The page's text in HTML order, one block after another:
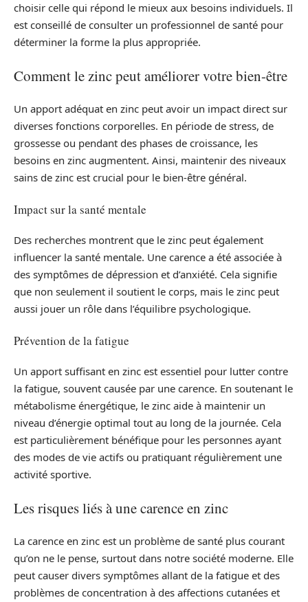
choisir celle qui répond le mieux aux besoins individuels. Il
est conseillé de consulter un professionnel de santé pour
déterminer la forme la plus appropriée.
Comment le zinc peut améliorer votre bien-être
Un apport adéquat en zinc peut avoir un impact direct sur
diverses fonctions corporelles. En période de stress, de
grossesse ou pendant des phases de croissance, les
besoins en zinc augmentent. Ainsi, maintenir des niveaux
sains de zinc est crucial pour le bien-être général.
Impact sur la santé mentale
Des recherches montrent que le zinc peut également
influencer la santé mentale. Une carence a été associée à
des symptômes de dépression et d’anxiété. Cela signifie
que non seulement il soutient le corps, mais le zinc peut
aussi jouer un rôle dans l’équilibre psychologique.
Prévention de la fatigue
Un apport suffisant en zinc est essentiel pour lutter contre
la fatigue, souvent causée par une carence. En soutenant le
métabolisme énergétique, le zinc aide à maintenir un
niveau d’énergie optimal tout au long de la journée. Cela
est particulièrement bénéfique pour les personnes ayant
des modes de vie actifs ou pratiquant régulièrement une
activité sportive.
Les risques liés à une carence en zinc
La carence en zinc est un problème de santé plus courant
qu’on ne le pense, surtout dans notre société moderne. Elle
peut causer divers symptômes allant de la fatigue et des
problèmes de concentration à des affections cutanées et